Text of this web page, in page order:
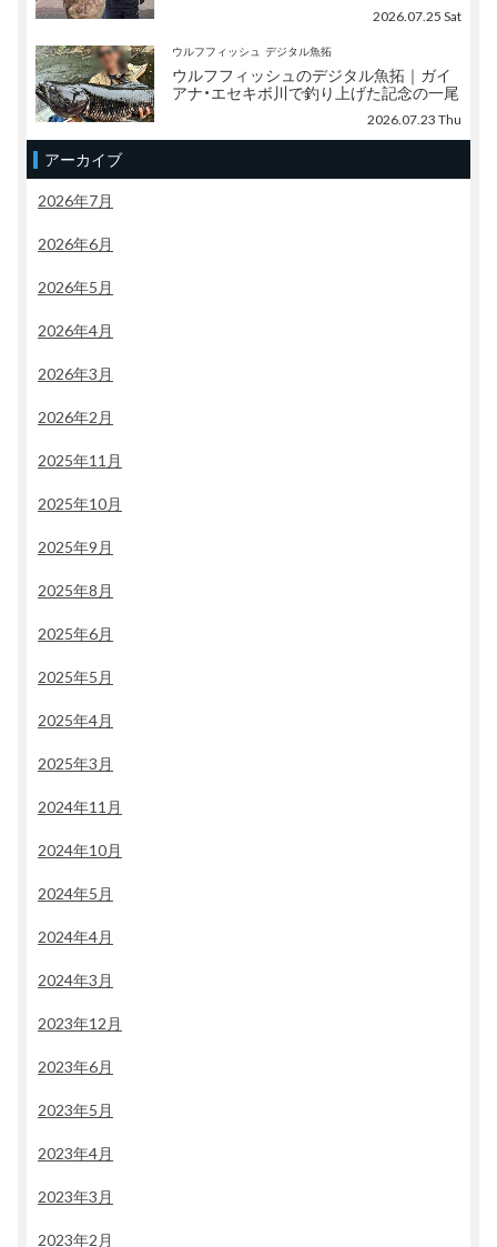
2026.07.25 Sat
ウルフフィッシュ デジタル魚拓
ウルフフィッシュのデジタル魚拓｜ガイ
アナ・エセキボ川で釣り上げた記念の一尾
2026.07.23 Thu
アーカイブ
2026年7月
2026年6月
2026年5月
2026年4月
2026年3月
2026年2月
2025年11月
2025年10月
2025年9月
2025年8月
2025年6月
2025年5月
2025年4月
2025年3月
2024年11月
2024年10月
2024年5月
2024年4月
2024年3月
2023年12月
2023年6月
2023年5月
2023年4月
2023年3月
2023年2月